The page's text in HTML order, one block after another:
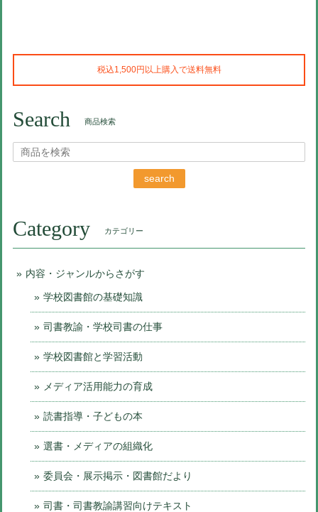
税込1,500円以上購入で送料無料
Search 商品検索
search
Category カテゴリー
内容・ジャンルからさがす
学校図書館の基礎知識
司書教諭・学校司書の仕事
学校図書館と学習活動
メディア活用能力の育成
読書指導・子どもの本
選書・メディアの組織化
委員会・展示掲示・図書館だより
司書・司書教諭講習向けテキスト